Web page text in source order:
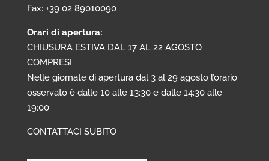
Fax: +39 02 89010090
Orari di apertura:
CHIUSURA ESTIVA DAL 17 AL 22 AGOSTO
COMPRESI
Nelle giornate di apertura dal 3 al 29 agosto l’orario
osservato è dalle 10 alle 13:30 e dalle 14:30 alle
19:00
CONTATTACI SUBITO